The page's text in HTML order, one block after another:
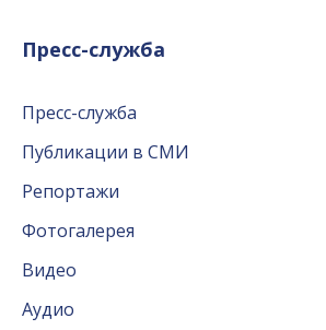
Пресс-служба
Пресс-служба
Публикации в СМИ
Репортажи
Фотогалерея
Видео
Аудио